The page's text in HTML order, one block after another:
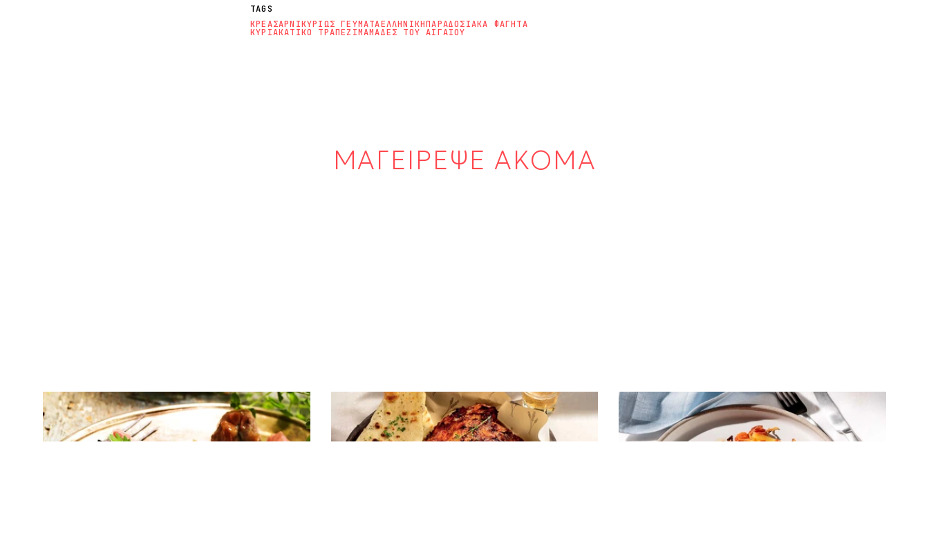
TAGS
ΚΡΕΑΣΑΡΝΙΚΥΡΙΩΣ ΓΕΥΜΑΤΑΕΛΛΗΝΙΚΗΠΑΡΑΔΟΣΙΑΚΑ ΦΑΓΗΤΑ
ΚΥΡΙΑΚΑΤΙΚΟ ΤΡΑΠΕΖΙΜΑΜΑΔΕΣ ΤΟΥ ΑΙΓΑΙΟΥ
ΜΑΓΕΙΡΕΨΕ ΑΚΟΜΑ
Μοσχαρίσια ρολάκια γεμιστά με
μοτσαρέλα και προσούτο
ΚΡΕΑΣ
Spare ribs που λιώνουν στο στόμα
ΚΡΕΑΣ
Χοιρινά μπριζολάκια λαιμού στο
φούρνο
ΚΡΕΑΣ